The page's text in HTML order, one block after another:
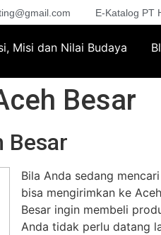
E-Katalog PT
Misi dan Nilai Budaya
Besar
Besar
Bila Anda sedang mencari
bisa mengirimkan ke
Besar ingin membeli
Anda tidak perlu datang